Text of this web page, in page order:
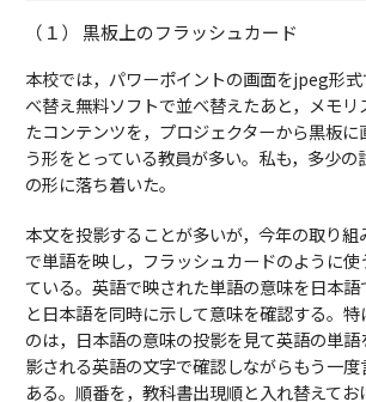
（１） 黒板上のフラッシュカード
本校では，パワーポイントの画面をjpeg形
べ替え無料ソフトで並べ替えたあと，メモリ
たコンテンツを，プロジェクターから黒板
う形をとっている教員が多い。私も，多少の
の形に落ち着いた。
本文を投影することが多いが，今年の取り
で単語を映し，フラッシュカードのように
ている。英語で映された単語の意味を日本
と日本語を同時に示して意味を確認する。
のは，日本語の意味の投影を見て英語の単
影される英語の文字で確認しながらもう一
ある。順番を，教科書出現順と入れ替えてお